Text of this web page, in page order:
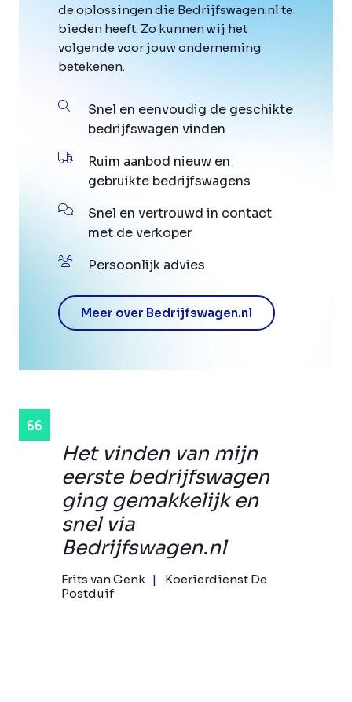
Het vinden van mijn
eerste bedrijfswagen
ging gemakkelijk en
snel via
Bedrijfswagen.nl
Frits van Genk
Koerierdienst De
Postduif
de oplossingen die Bedrijfswagen.nl te
bieden heeft. Zo kunnen wij het
volgende voor jouw onderneming
betekenen.
Snel en eenvoudig de geschikte
bedrijfswagen vinden
Ruim aanbod nieuw en
gebruikte bedrijfswagens
Snel en vertrouwd in contact
met de verkoper
Persoonlijk advies
Meer over Bedrijfswagen.nl